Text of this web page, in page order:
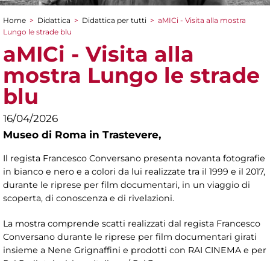
Tu sei qui
Home > Didattica > Didattica per tutti > aMICi - Visita alla mostra
Lungo le strade blu
aMICi - Visita alla
mostra Lungo le strade
blu
16/04/2026
Museo di Roma in Trastevere,
Il regista Francesco Conversano presenta novanta fotografie
in bianco e nero e a colori da lui realizzate tra il 1999 e il 2017,
durante le riprese per film documentari, in un viaggio di
scoperta, di conoscenza e di rivelazioni.
La mostra comprende scatti realizzati dal regista Francesco
Conversano durante le riprese per film documentari girati
insieme a Nene Grignaffini e prodotti con RAI CINEMA e per